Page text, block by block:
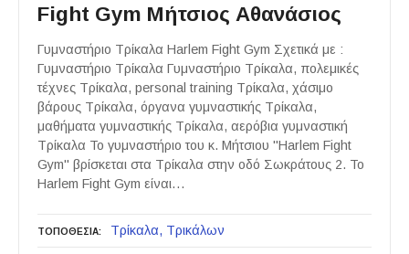
Fight Gym Μήτσιος Αθανάσιος
Γυμναστήριο Τρίκαλα Harlem Fight Gym Σχετικά με :
Γυμναστήριο Τρίκαλα Γυμναστήριο Τρίκαλα, πολεμικές
τέχνες Τρίκαλα, personal training Τρίκαλα, χάσιμο
βάρους Τρίκαλα, όργανα γυμναστικής Τρίκαλα,
μαθήματα γυμναστικής Τρίκαλα, αερόβια γυμναστική
Τρίκαλα Το γυμναστήριο του κ. Μήτσιου "Harlem Fight
Gym" βρίσκεται στα Τρίκαλα στην οδό Σωκράτους 2. Το
Harlem Fight Gym είναι…
ΤΟΠΟΘΕΣΙΑ Τρίκαλα Τρικάλων